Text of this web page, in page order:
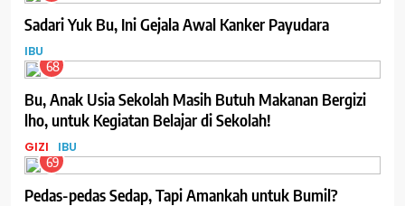
Sadari Yuk Bu, Ini Gejala Awal Kanker Payudara
IBU
68
Bu, Anak Usia Sekolah Masih Butuh Makanan Bergizi
lho, untuk Kegiatan Belajar di Sekolah!
GIZI IBU
69
Pedas-pedas Sedap, Tapi Amankah untuk Bumil?